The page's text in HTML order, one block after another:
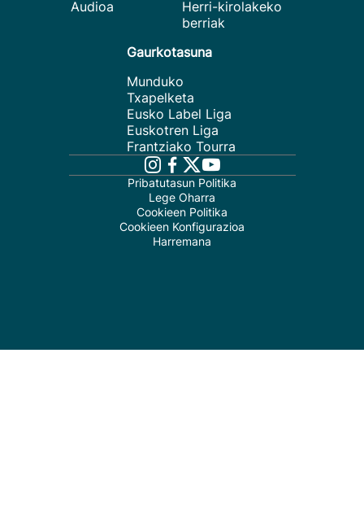
Audioa
Herri-kirolakeko
berriak
Gaurkotasuna
Munduko
Txapelketa
Eusko Label Liga
Euskotren Liga
Frantziako Tourra
Pribatutasun Politika
Lege Oharra
Cookieen Politika
Cookieen Konfigurazioa
Harremana